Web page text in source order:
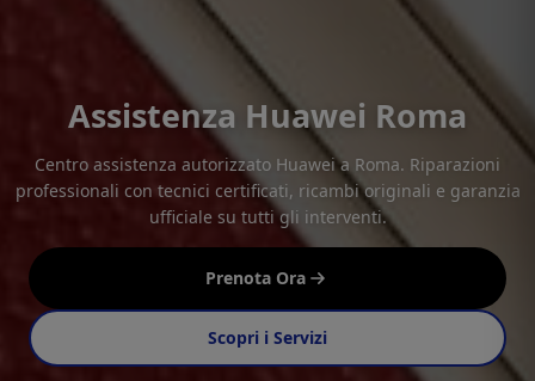
Assistenza Huawei Roma
Centro assistenza autorizzato Huawei a Roma. Riparazioni
professionali con tecnici certificati, ricambi originali e garanzia
ufficiale su tutti gli interventi.
Prenota Ora
Scopri i Servizi